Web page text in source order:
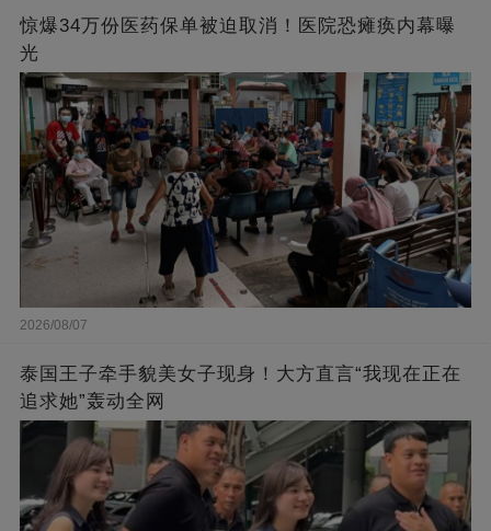
惊爆34万份医药保单被迫取消！医院恐瘫痪内幕曝
光
2026/08/07
泰国王子牵手貌美女子现身！大方直言“我现在正在
追求她”轰动全网